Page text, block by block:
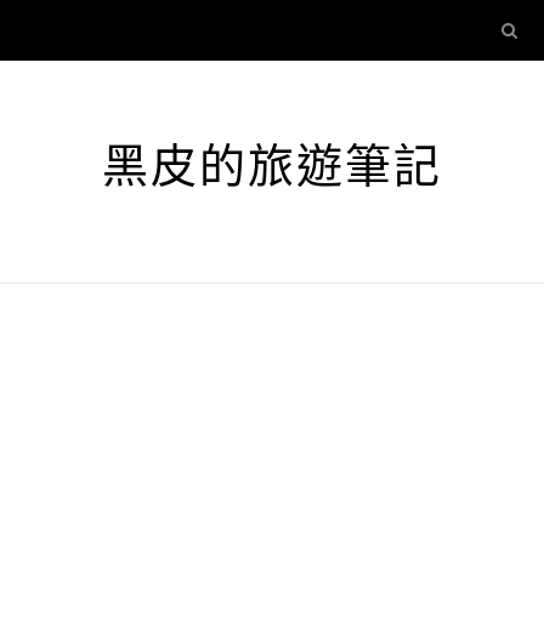
黑皮的旅遊筆記